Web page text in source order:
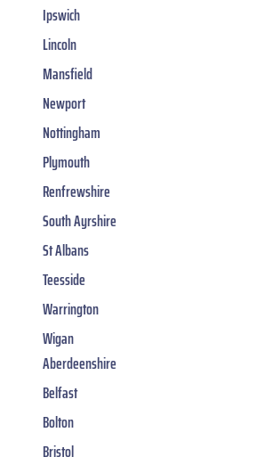
Ipswich
Lincoln
Mansfield
Newport
Nottingham
Plymouth
Renfrewshire
South Ayrshire
St Albans
Teesside
Warrington
Wigan
Aberdeenshire
Belfast
Bolton
Bristol